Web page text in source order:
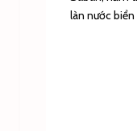
làn nước